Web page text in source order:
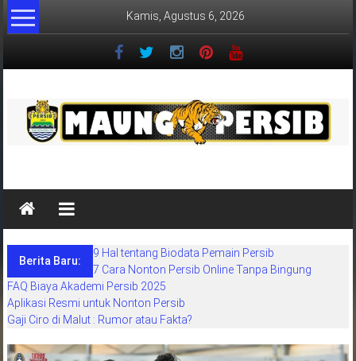
Lompat
ke
Kamis, Agustus 6, 2026
Maung
Persib
situs
berita
khusus
sepakbola
bandung
Berita Baru:
9 Hal tentang Biodata Pemain Persib
7 Cara Nonton Persib Online Tanpa Bingung
FAQ Biaya Akademi Persib 2025
Aplikasi Resmi untuk Nonton Persib
Gaji Ciro di Malut : Rumor atau Fakta?